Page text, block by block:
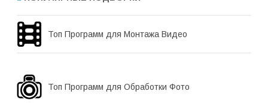
Топ Программ для Монтажа Видео
Топ Программ для Обработки Фото